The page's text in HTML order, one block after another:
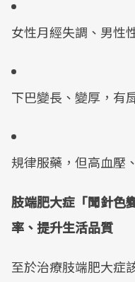
女性月經失調、男性
下巴變長、變厚，有
規律服藥，但高血壓
肢端肥大症「聞針色
率、提升生活品質
至於治療肢端肥大症